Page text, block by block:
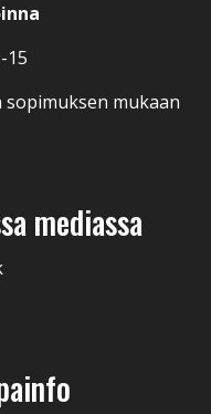
15
mukaan
mediassa